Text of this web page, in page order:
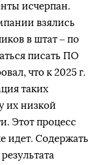
исчерпан.
взялись
в штат – по
писать ПО
что к 2025 г.
таких
их низкой
Этот процесс
идет. Содержать